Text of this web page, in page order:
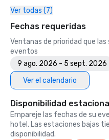
Ver todas (7)
Fechas requeridas
Ventanas de prioridad que
eventos
9 ago. 2026 - 5 sept. 2026
Ver el calendario
Disponibilidad
Empareje las fechas de su
hotel. Las estaciones bajas
disponibilidad.